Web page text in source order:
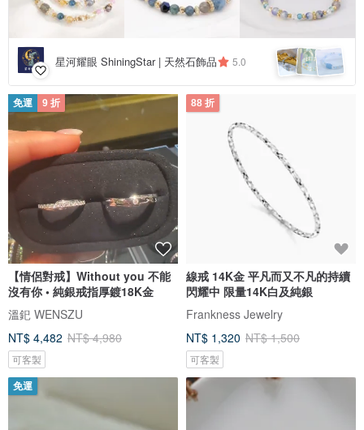
星河耀眼 ShiningStar | 天然石飾品 5.0
免運 9 折
【情侶對戒】Without you 不能
沒有你 • 純銀戒指厚鍍18K金
溫釲 WENSZU
NT$ 4,482 NT$ 4,980
可客製
88 折
線戒 14K金 平凡而又不凡的持續
閃耀中 限量14K白及純銀
Frankness Jewelry
NT$ 1,320 NT$ 1,500
可客製
免運